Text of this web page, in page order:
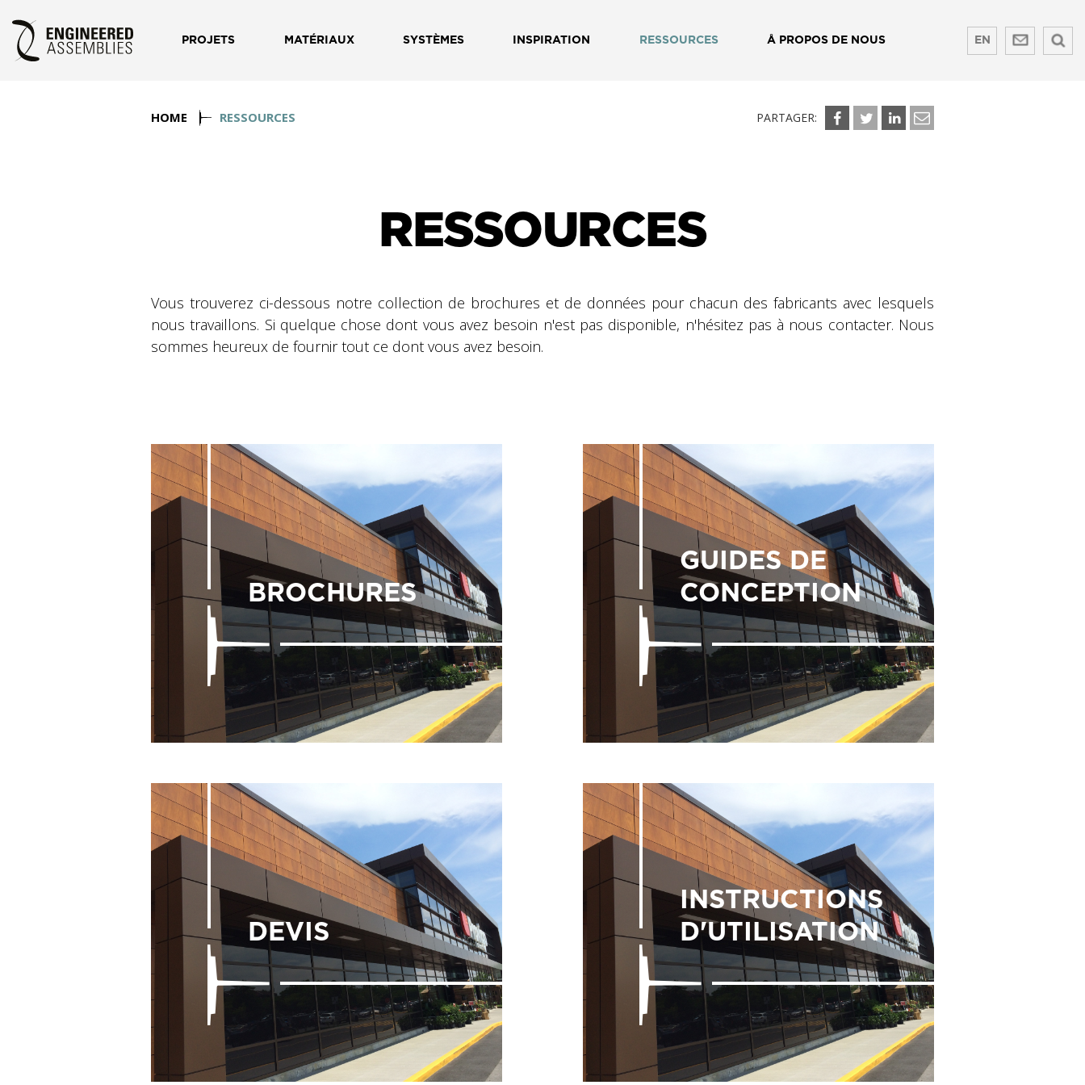
PROJETS MATÉRIAUX SYSTÈMES INSPIRATION RESSOURCES Å PROPOS DE NOUS EN
HOME RESSOURCES PARTAGER:
RESSOURCES
Vous trouverez ci-dessous notre collection de brochures et de données pour chacun des fabricants avec lesquels
nous travaillons. Si quelque chose dont vous avez besoin n'est pas disponible, n'hésitez pas à nous contacter. Nous
sommes heureux de fournir tout ce dont vous avez besoin.
BROCHURES
GUIDES DE
CONCEPTION
DEVIS
INSTRUCTIONS
D'UTILISATION